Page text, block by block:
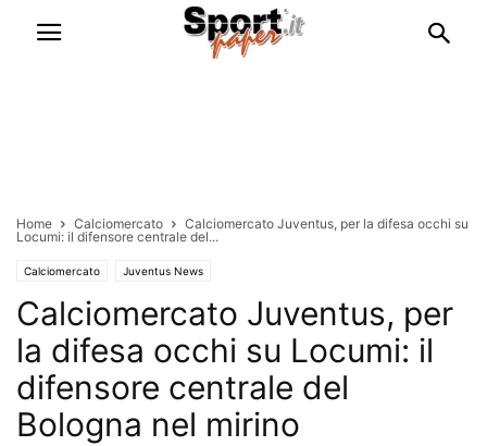
Home Calciomercato
Calciomercato Juventus, per la difesa occhi su
Locumi: il difensore centrale del...
Calciomercato Juventus News
Calciomercato Juventus, per
la difesa occhi su Locumi: il
difensore centrale del
Bologna nel mirino